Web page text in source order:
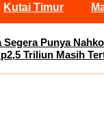
Kutai Timur
Punya
Triliun Masih